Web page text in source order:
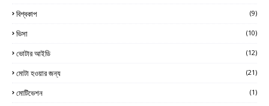
বিশ্বকাপ (9)
ভিসা (10)
ভোটার আইডি (12)
মোটা হওয়ার জন্য (21)
মোটিভেশন (1)